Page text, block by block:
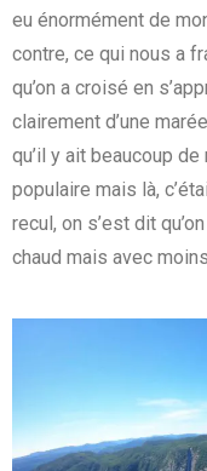
eu énormément de
contre, ce qui nous a
qu’on a croisé en
clairement d’une
qu’il y ait beaucoup
populaire mais là,
recul, on s’est dit
chaud mais avec